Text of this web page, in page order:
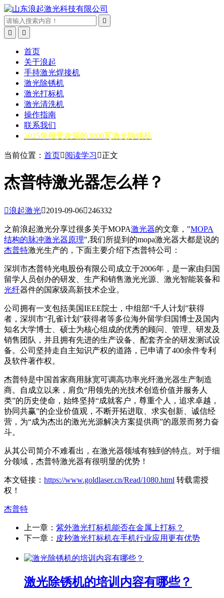



首页
关于浪起
手持激光焊接机
激光除锈机
激光打标机
激光清洗机
操作指南
联系我们
2025年很受欢迎的3000瓦激光除锈机
当前位置： 首页阅读学习 正文
杰普特激光器怎么样？
浪起激光2019-09-06246332
之前浪起激光分享过很多关于MOPA激光器的文章，"MOPA
结构的脉冲激光器原理",我们所提到的mopa激光器大都是说的
杰普特激光生产的，下面主要介绍下杰普特公司：
深圳市杰普特光电股份有限公司成立于2006年，是一家由归国
留学人员创办的研发、生产和销售激光光源、激光智能装备和
光纤器件的国家级高新技术企业。
公司拥有一支包括美国IEEE院士，中组部“千人计划”获得
者，深圳市“孔雀计划”获得者等多位海外留学归国博士及国内
知名大学博士、硕士为核心组成的优秀的顾问、管理、研发及
销售团队，并且拥有先进的生产设备、配套齐全的研发测试设
备。公司坚持走自主知识产权的道路，已申请了400余件专利
及软件著作权。
杰普特是中国首家商用脉宽可调高功率光纤激光器生产制造
商。自成立以来，肩负“用领先的光技术创造价值并服务人
类”的历史使命，始终坚持“成就客户，尊重个人，追求卓越，
协同共赢”的企业价值观，不断开拓进取、求实创新、诚信经
营，为“成为杰出的激光光源解决方案提供商”的愿景而努力奋
斗。
从其公司简介不难看出，在激光器领域有独到的特点。对于细
分领域，杰普特激光器有很明显的优势！
本文链接： https://www.goldlaser.cn/Read/1080.html 转载需授
权！
杰普特
上一章： 紫外激光打标机能否在金属上打标？
下一章： 皮秒激光打标机在手机行业应用更有优势
激光除锈机的培训内容有哪些？